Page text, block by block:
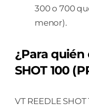
300 o 700
menor).
¿Para quién
SHOT 100
VT REEDLE